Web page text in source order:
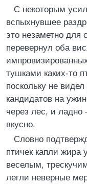
С некоторым
вспыхнувшее
это незаметно для
перевернул оба
тушками каких-то
поскольку не
кандидатов на
через лес, и ладно
вкусно.
Словно
птичек капли жира
веселым,
легли неверные